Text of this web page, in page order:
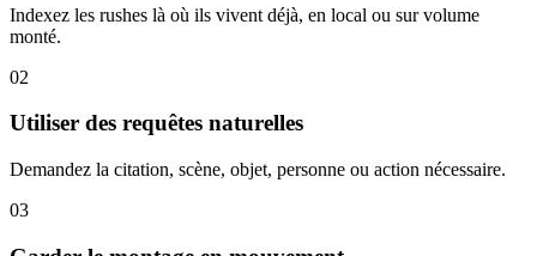
Indexez les rushes là où ils vivent déjà, en local ou sur volume
monté.
02
Utiliser des requêtes naturelles
Demandez la citation, scène, objet, personne ou action nécessaire.
03